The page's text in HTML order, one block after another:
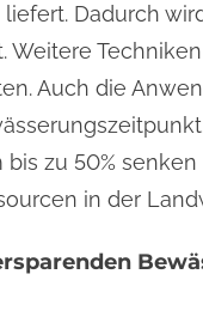
Dadurch
Auch die
zu 50%
in der